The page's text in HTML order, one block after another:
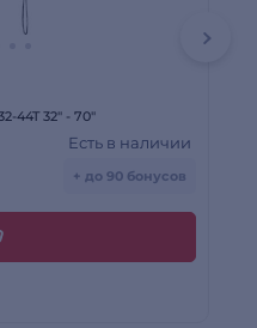
44T 32″ - 70″
Есть в наличии
+ до 90 бонусов